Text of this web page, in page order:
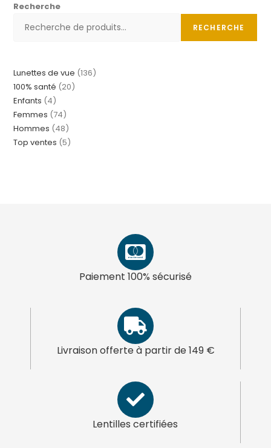
Recherche
RECHERCHE
Lunettes de vue 136
100% santé 20
Enfants 4
Femmes 74
Hommes 48
Top ventes 5
Paiement 100% sécurisé
Livraison offerte à partir de 149 €
Lentilles certifiées